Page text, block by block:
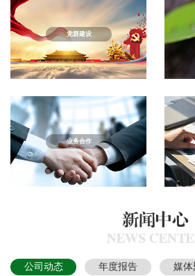
党群建设
业务合作
公司动态 年度报告 媒体